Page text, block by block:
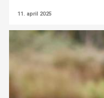
11. april 2025